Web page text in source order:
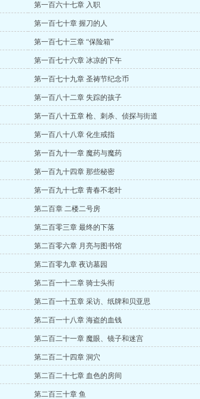
第一百六十七章 入职
第一百七十章 握刀的人
第一百七十三章 “保险箱”
第一百七十六章 冰凉的下午
第一百七十九章 圣祷节纪念币
第一百八十二章 失踪的孩子
第一百八十五章 枪、刺杀、侦探与街道
第一百八十八章 化生戒指
第一百九十一章 魔药与魔药
第一百九十四章 那些秘密
第一百九十七章 青春不老叶
第二百章 二楼二号房
第二百零三章 最终的下落
第二百零六章 月亮与图书馆
第二百零九章 夜访墓园
第二百一十二章 骑士头衔
第二百一十五章 采访、纸牌和贝亚思
第二百一十八章 海盗的血钱
第二百二十一章 魔眼、镜子和迷宫
第二百二十四章 洞穴
第二百二十七章 血色的房间
第二百三十章 鱼